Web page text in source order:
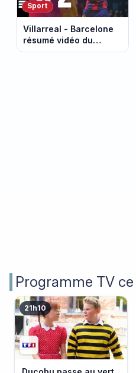
Sport
Villarreal - Barcelone
résumé vidéo du
match. Victoire du
Programme TV
21h10